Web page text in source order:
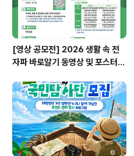
[영상 공모전] 2026 생활 속 전
자파 바로알기 동영상 및 포스터